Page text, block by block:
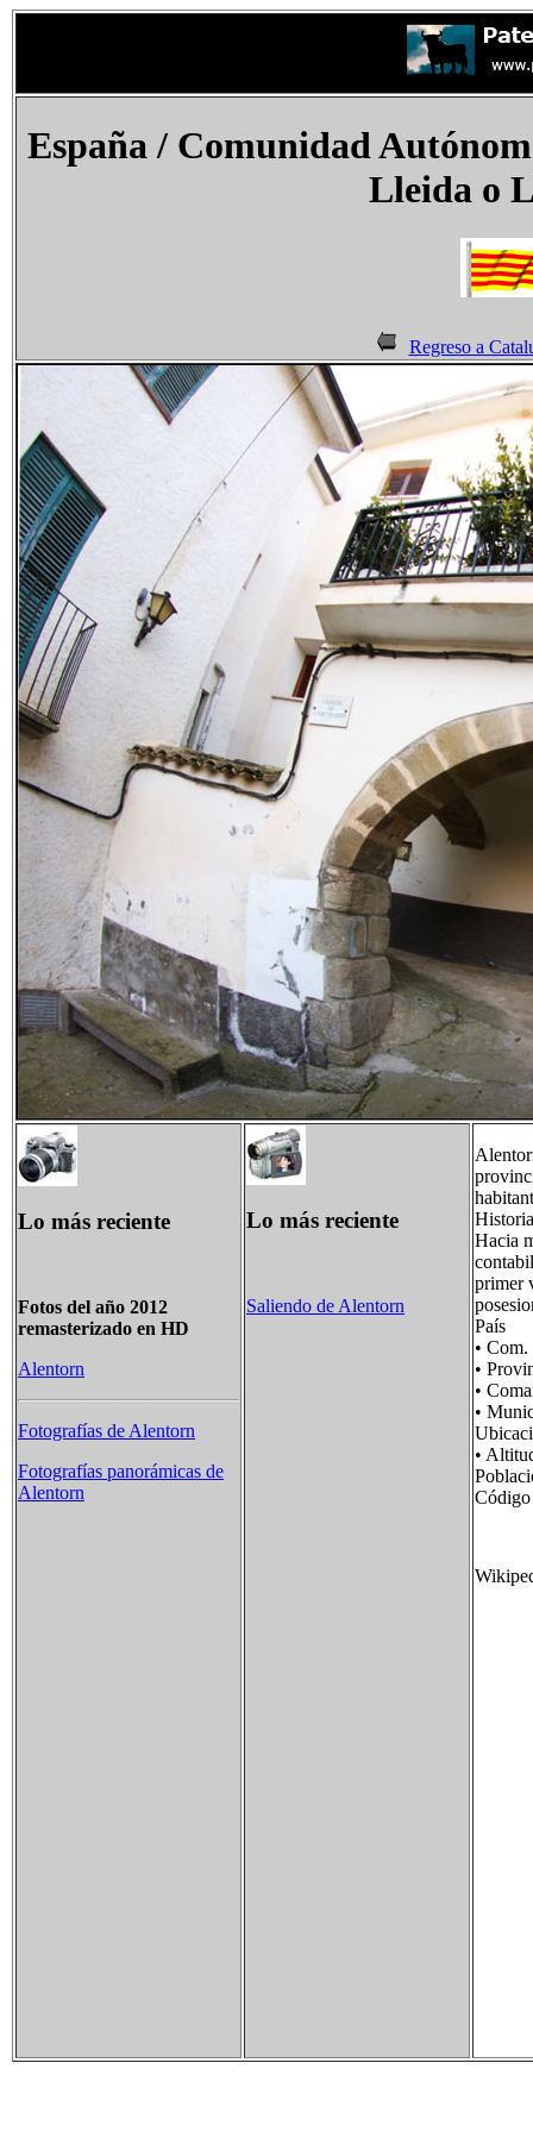
España/ Comunidad
Lleida o
Regreso a
Lo más reciente
Fotos del año 2012
remasterizado en HD
Alentorn
Fotografías de Alentorn
Fotografías panorámicas de
Alentorn
Lo más reciente
Saliendo de Alentorn
Historia
Hacia
primer
País
•
•
•
•
•